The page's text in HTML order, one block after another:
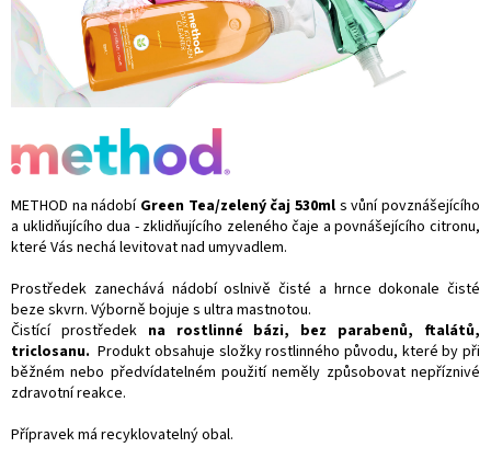
METHOD na nádobí Green Tea/zelený čaj 530ml s vůní povznášejícího
a uklidňujícího dua - zklidňujícího zeleného čaje a povnášejícího citronu,
které Vás nechá levitovat nad umyvadlem.
Prostředek zanechává nádobí oslnivě čisté a hrnce dokonale čisté
beze skvrn. Výborně bojuje s ultra mastnotou.
Čistící prostředek na rostlinné bázi, bez parabenů, ftalátů,
triclosanu.Produkt obsahuje složky rostlinného původu, které by při
běžném nebo předvídatelném použití neměly způsobovat nepříznivé
zdravotní reakce.
Přípravek má recyklovatelný obal.